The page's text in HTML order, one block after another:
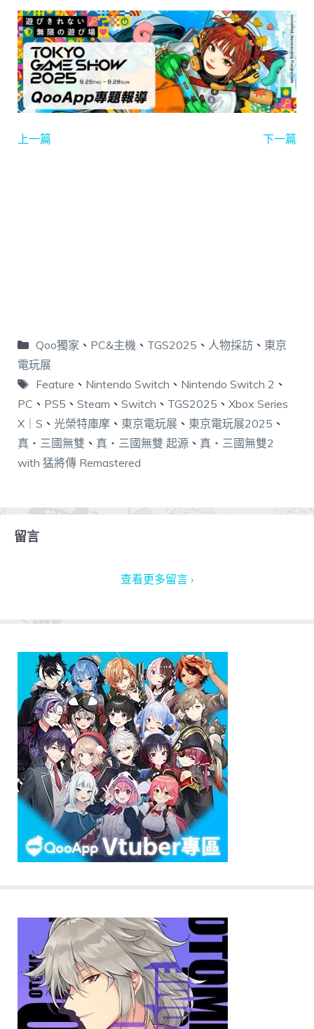
上一篇 下一篇
Qoo獨家 、 PC&主機 、 TGS2025 、 人物採訪、 東京
電玩展
Feature 、 Nintendo Switch 、 Nintendo Switch 2 、
PC 、 PS5 、 Steam 、 Switch 、 TGS2025 、 Xbox Series
X｜S 、 光榮特庫摩 、 東京電玩展 、 東京電玩展2025 、
真・三國無雙 、 真・三國無雙 起源 、 真・三國無雙2
with 猛將傳 Remastered
留言
查看更多留言 ›